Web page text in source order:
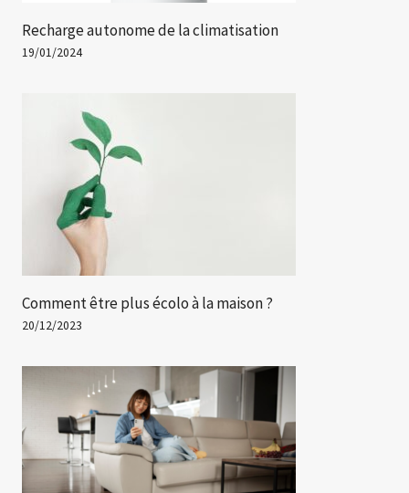
Recharge autonome de la climatisation
19/01/2024
Comment être plus écolo à la maison ?
20/12/2023